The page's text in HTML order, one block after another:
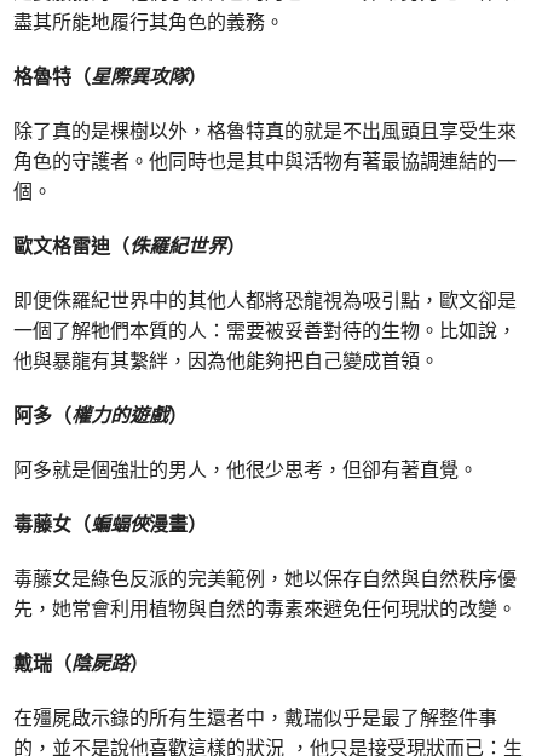
盡其所能地履行其角色的義務。
格魯特（星際異攻隊）
除了真的是棵樹以外，格魯特真的就是不出風頭且享受生來
角色的守護者。他同時也是其中與活物有著最協調連結的一
個。
歐文格雷迪（侏羅紀世界）
即便侏羅紀世界中的其他人都將恐龍視為吸引點，歐文卻是
一個了解牠們本質的人：需要被妥善對待的生物。比如說，
他與暴龍有其繫絆，因為他能夠把自己變成首領。
阿多（權力的遊戲）
阿多就是個強壯的男人，他很少思考，但卻有著直覺。
毒藤女（蝙蝠俠漫畫）
毒藤女是綠色反派的完美範例，她以保存自然與自然秩序優
先，她常會利用植物與自然的毒素來避免任何現狀的改變。
戴瑞（陰屍路）
在殭屍啟示錄的所有生還者中，戴瑞似乎是最了解整件事
的，並不是說他喜歡這樣的狀況 ，他只是接受現狀而已：生